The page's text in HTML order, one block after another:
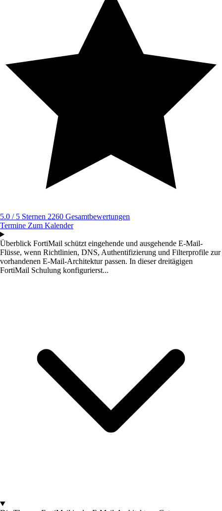
5.0 / 5 Sternen 2260 Gesamtbewertungen
Termine Zum Kalender
Überblick FortiMail schützt eingehende und ausgehende E-Mail-
Flüsse, wenn Richtlinien, DNS, Authentifizierung und Filterprofile zur
vorhandenen E-Mail-Architektur passen. In dieser dreitägigen
FortiMail Schulung konfigurierst...